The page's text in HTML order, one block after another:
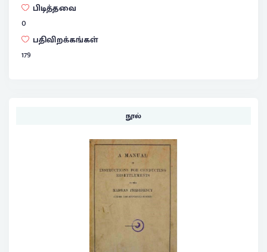
பிடித்தவை
0
பதிவிறக்கங்கள்
179
நூல்